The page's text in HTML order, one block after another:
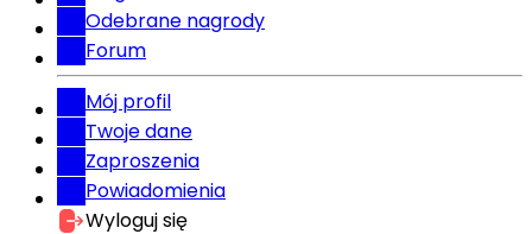
Odebrane nagrody
Forum
Mój profil
Twoje dane
Zaproszenia
Powiadomienia
Wyloguj się